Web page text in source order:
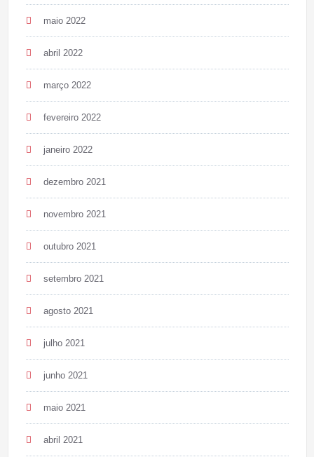
maio 2022
abril 2022
março 2022
fevereiro 2022
janeiro 2022
dezembro 2021
novembro 2021
outubro 2021
setembro 2021
agosto 2021
julho 2021
junho 2021
maio 2021
abril 2021